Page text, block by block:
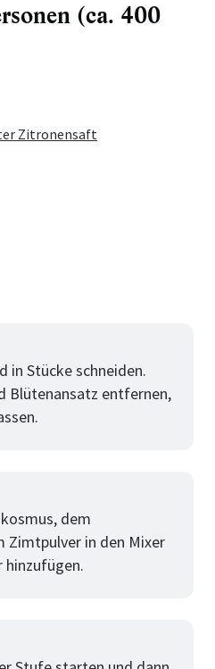
(ca. 400
Zitronensaft
in Stücke schneiden.
Blütenansatz entfernen,
dem
Zimtpulver in den Mixer
hinzufügen.